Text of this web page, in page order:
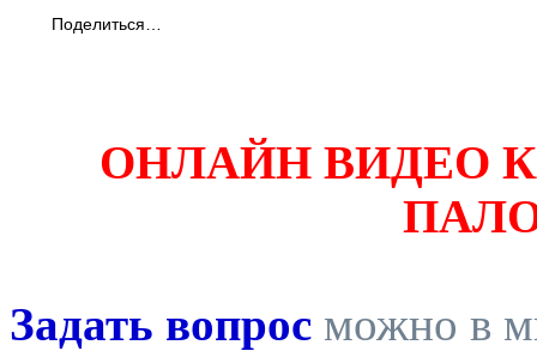
Поделиться…
ОНЛАЙН ВИДЕО
Задать вопрос можно в